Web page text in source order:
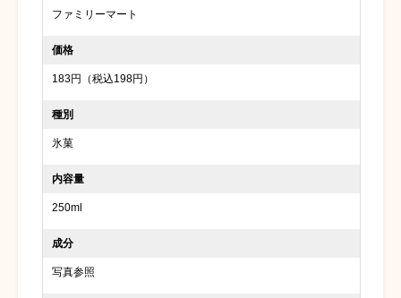
ファミリーマート
価格
183円（税込198円）
種別
氷菓
内容量
250ml
成分
写真参照